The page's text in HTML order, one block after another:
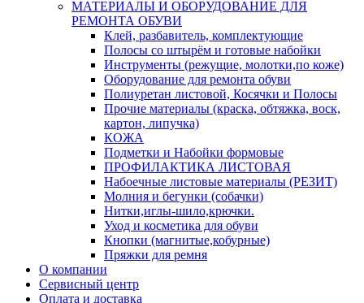
МАТЕРИАЛЫ И ОБОРУДОВАНИЕ ДЛЯ
РЕМОНТА ОБУВИ
Клей, разбавитель, комплектующие
Полосы со штырём и готовые набойки
Инструменты (режущие, молотки,по коже)
Оборудование для ремонта обуви
Полиуретан листовой, Косячки и Полосы
Прочие материалы (краска, обтяжка, воск,
картон, липучка)
КОЖА
Подметки и Набойки формовые
ПРОФИЛАКТИКА ЛИСТОВАЯ
Набоечные листовые материалы (РЕЗИТ)
Молния и бегунки (собачки)
Нитки,иглы-шило,крючки.
Уход и косметика для обуви
Кнопки (магнитые,кобурные)
Пряжки для ремня
О компании
Сервисный центр
Оплата и доставка